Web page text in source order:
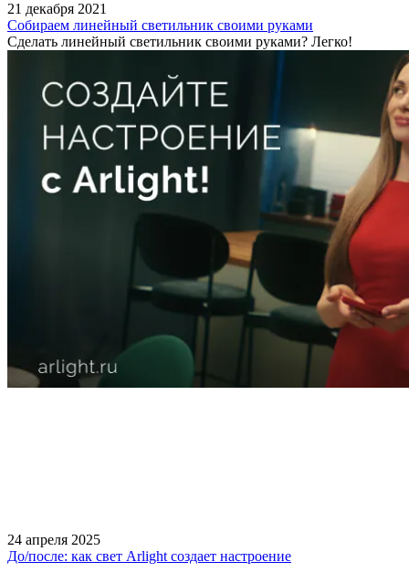
21 декабря 2021
Собираем линейный светильник своими руками
Сделать линейный светильник своими руками? Легко!
24 апреля 2025
До/после: как свет Arlight создает настроение